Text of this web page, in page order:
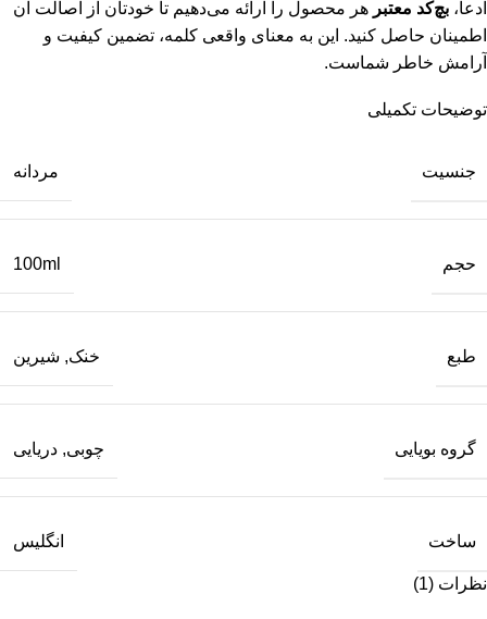
ادعا، بچ‌کد معتبر هر محصول را ارائه می‌دهیم تا خودتان از اصالت آن
اطمینان حاصل کنید. این به معنای واقعی کلمه، تضمین کیفیت و
آرامش خاطر شماست.
توضیحات تکمیلی
جنسیت مردانه
حجم 100ml
طبع خنک, شیرین
گروه بویایی چوبی, دریایی
ساخت انگلیس
نظرات (1)